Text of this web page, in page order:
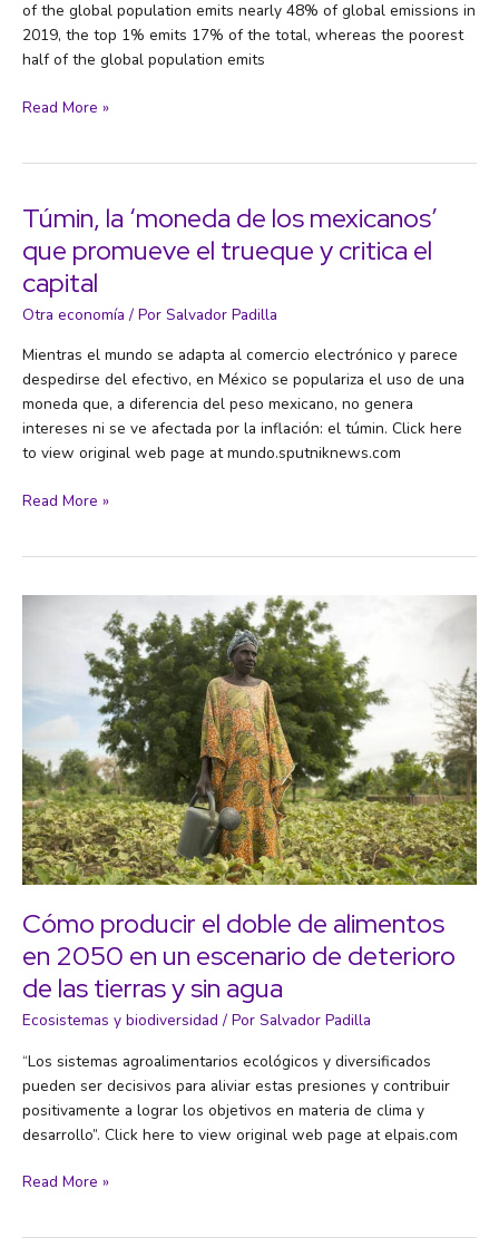
of the global population emits nearly 48% of global emissions in
2019, the top 1% emits 17% of the total, whereas the poorest
half of the global population emits
Climate
global
inequality
of
carbon
emissions
Read More »
Túmin, la ‘moneda de los mexicanos’
que promueve el trueque y critica el
capital
Otra economía / Por Salvador Padilla
Mientras el mundo se adapta al comercio electrónico y parece
despedirse del efectivo, en México se populariza el uso de una
moneda que, a diferencia del peso mexicano, no genera
intereses ni se ve afectada por la inflación: el túmin. Click here
to view original web page at mundo.sputniknews.com
Túmin,
los
promueve
el
trueque
y
critica
el
capital
Read More »
Cómo producir el doble de alimentos
en 2050 en un escenario de deterioro
de las tierras y sin agua
Ecosistemas y biodiversidad / Por Salvador Padilla
“Los sistemas agroalimentarios ecológicos y diversificados
pueden ser decisivos para aliviar estas presiones y contribuir
positivamente a lograr los objetivos en materia de clima y
desarrollo”. Click here to view original web page at elpais.com
Cómo
Read More »